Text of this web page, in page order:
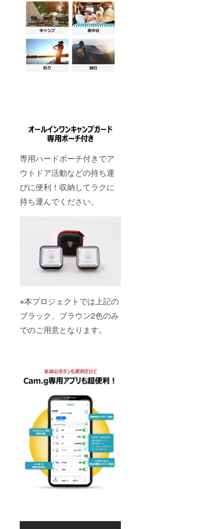
専用ハードポーチ付きでア
ウトドア活動などの持ち運
びに便利！収納してラクに
持ち運んでください。
※本プロジェクトでは上記の
ブラック、ブラウン2色のみ
でのご用意となります。